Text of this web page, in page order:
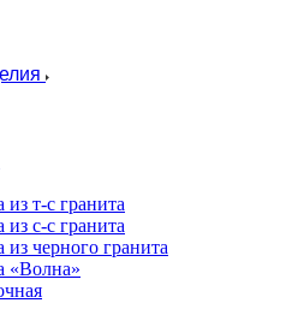
т-с гранита
с-с гранита
черного гранита
«Волна»